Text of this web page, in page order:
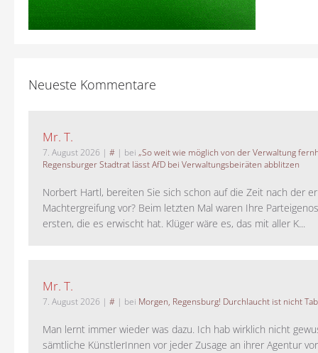
Neueste Kommentare
Mr. T.
7. August 2026 | # | bei „So weit wie möglich von der Verwaltung
Regensburger Stadtrat lässt AfD bei Verwaltungsbeiräten abblitzen
Norbert Hartl, bereiten Sie sich schon auf die Zeit nach der
Machtergreifung vor? Beim letzten Mal waren Ihre
ersten, die es erwischt hat. Klüger wäre es, das mit aller K...
Mr. T.
7. August 2026 | # | bei Morgen, Regensburg! Durchlaucht ist nicht
Man lernt immer wieder was dazu. Ich hab wirklich nicht
sämtliche KünstlerInnen vor jeder Zusage an ihrer Agentur